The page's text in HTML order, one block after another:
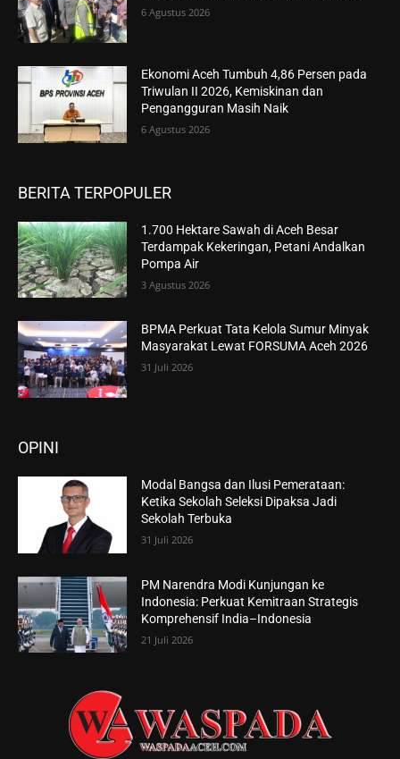
6 Agustus 2026
Ekonomi Aceh Tumbuh 4,86 Persen pada
Triwulan II 2026, Kemiskinan dan
Pengangguran Masih Naik
6 Agustus 2026
BERITA TERPOPULER
1.700 Hektare Sawah di Aceh Besar
Terdampak Kekeringan, Petani Andalkan
Pompa Air
3 Agustus 2026
BPMA Perkuat Tata Kelola Sumur Minyak
Masyarakat Lewat FORSUMA Aceh 2026
31 Juli 2026
OPINI
Modal Bangsa dan Ilusi Pemerataan:
Ketika Sekolah Seleksi Dipaksa Jadi
Sekolah Terbuka
31 Juli 2026
PM Narendra Modi Kunjungan ke
Indonesia: Perkuat Kemitraan Strategis
Komprehensif India–Indonesia
21 Juli 2026